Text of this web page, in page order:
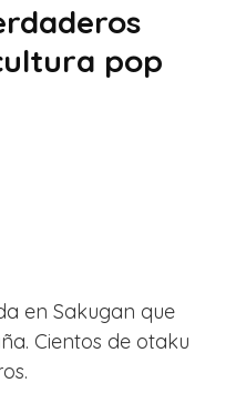
pop
en Sakugan que
Cientos de otaku